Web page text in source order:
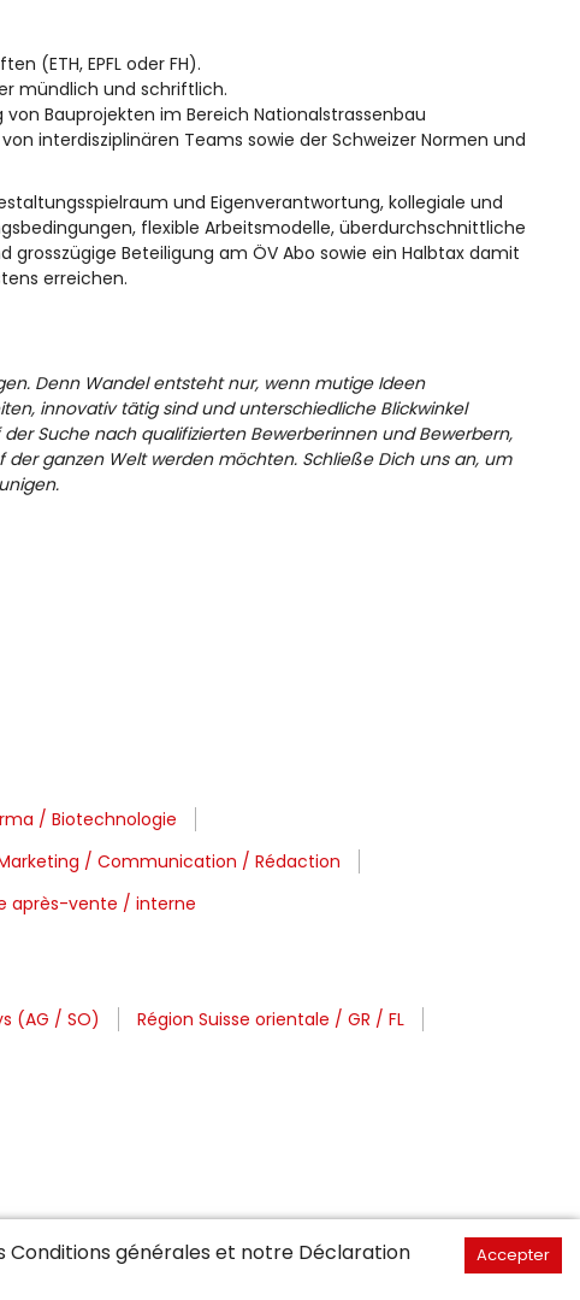
(ETH, EPFL oder FH).
mündlich und schriftlich.
Bauprojekten im Bereich Nationalstrassenbau
interdisziplinären Teams sowie der Schweizer Normen und
und Eigenverantwortung, kollegiale und
flexible Arbeitsmodelle, überdurchschnittliche
Beteiligung am ÖV Abo sowie ein Halbtax damit
erreichen.
Denn Wandel entsteht nur, wenn mutige Ideen
innovativ tätig sind und unterschiedliche Blickwinkel
Suche nach qualifizierten Bewerberinnen und Bewerbern,
ganzen Welt werden möchten. Schließe Dich uns an, um
/ Biotechnologie
/ Communication / Rédaction
après-vente / interne
(AG / SO)
Région Suisse orientale / GR / FL
Conditions générales et notre Déclaration
Accepter